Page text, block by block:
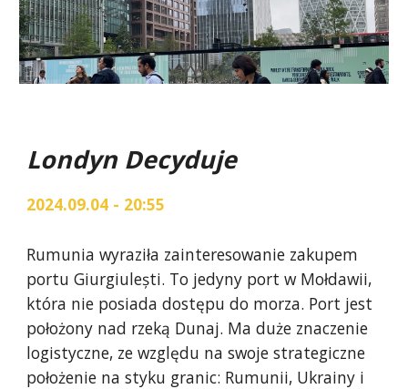
Londyn Decyduje
2024.09.04 - 20:55
Rumunia wyraziła zainteresowanie zakupem
portu Giurgiulești. To jedyny port w Mołdawii,
która nie posiada dostępu do morza. Port jest
położony nad rzeką Dunaj. Ma duże znaczenie
logistyczne, ze względu na swoje strategiczne
położenie na styku granic: Rumunii, Ukrainy i